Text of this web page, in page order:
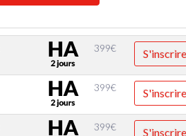
399€ S'inscrire
399€ S'inscrire
399€ S'inscrire